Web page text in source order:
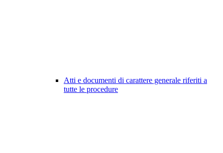
Atti e documenti di carattere generale riferiti a
tutte le procedure